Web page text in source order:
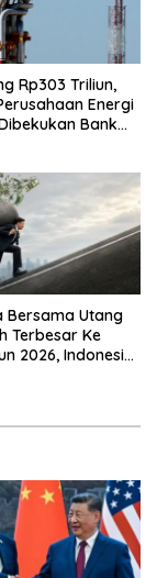
Rp303 Triliun,
Energi
Bank
Bersama Utang
Terbesar Ke
2026, Indonesia